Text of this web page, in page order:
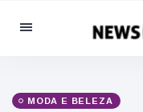
Social & Diversão
MODA E BELEZA